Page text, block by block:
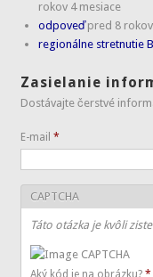
rokov 4 mesiace
odpoveď pred 8
regionálne stretnutie
Zasielanie
Dostávajte čerstvé
E-mail*
CAPTCHA
Táto otázka je kvôli
Aký kód je na obrázku?*